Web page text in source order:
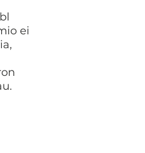
ei